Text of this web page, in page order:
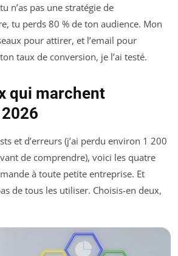
n’as pas une stratégie de
tu perds 80 % de ton audience. Mon
pour attirer, et l’email pour
taux de conversion, je l’ai testé.
qui marchent
et d’erreurs (j’ai perdu environ 1 200
de comprendre), voici les quatre
à toute petite entreprise. Et
de tous les utiliser. Choisis-en deux,